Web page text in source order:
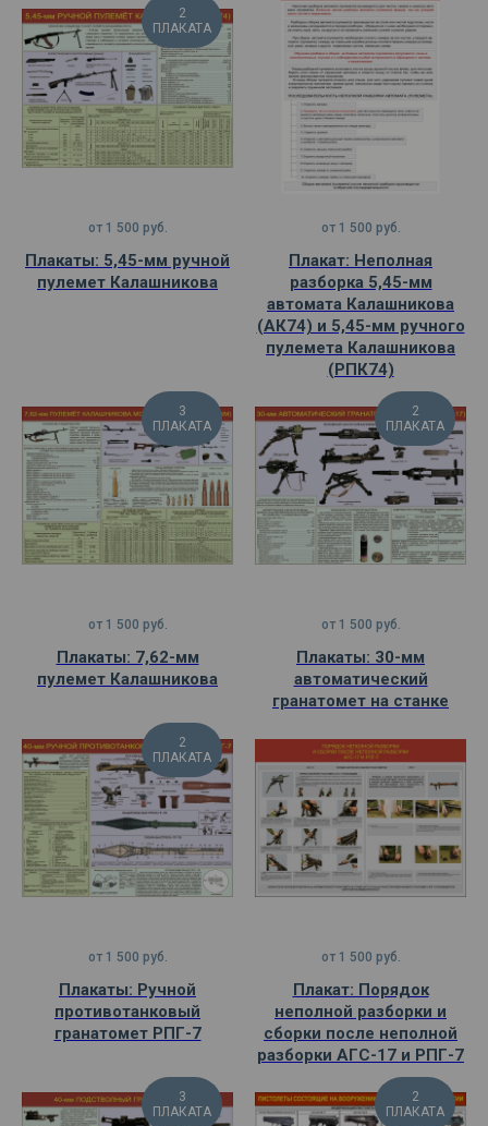
2
ПЛАКАТА
от 1 500 руб.
Плакаты: 5,45-мм ручной
пулемет Калашникова
от 1 500 руб.
Плакат: Неполная
разборка 5,45-мм
автомата Калашникова
(АК74) и 5,45-мм ручного
пулемета Калашникова
(РПК74)
3
ПЛАКАТА
от 1 500 руб.
Плакаты: 7,62-мм
пулемет Калашникова
2
ПЛАКАТА
от 1 500 руб.
Плакаты: 30-мм
автоматический
гранатомет на станке
2
ПЛАКАТА
от 1 500 руб.
Плакаты: Ручной
противотанковый
гранатомет РПГ-7
от 1 500 руб.
Плакат: Порядок
неполной разборки и
сборки после неполной
разборки АГС-17 и РПГ-7
3
ПЛАКАТА
2
ПЛАКАТА